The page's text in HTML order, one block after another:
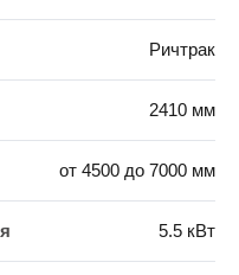
Ричтрак
2410 мм
от 4500 до 7000 мм
5.5 кВт